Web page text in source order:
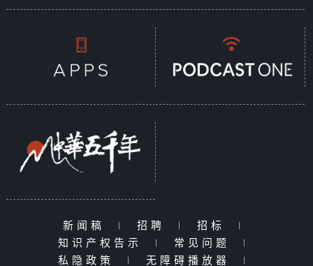
新闻稿 | 招聘 | 招标
|
知识产权告示
| 常见问题
|
私隐政策
| 无障碍播放器 |